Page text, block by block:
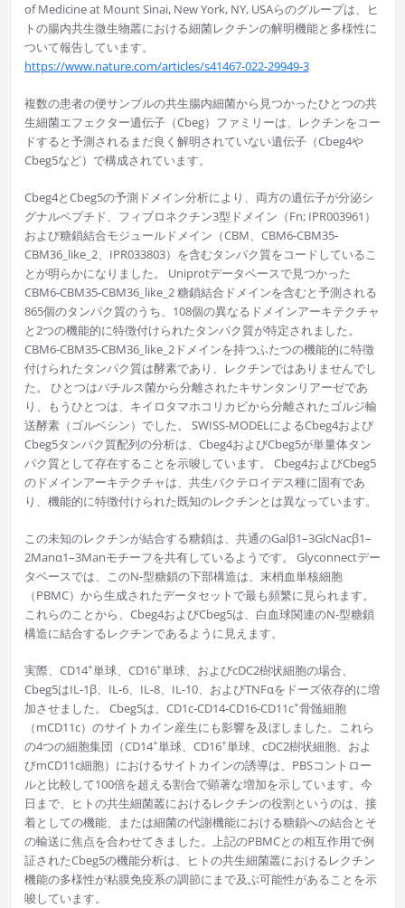
of Medicine at Mount Sinai, New York, NY, USAらのグループは、ヒ
トの腸内共生微生物叢における細菌レクチンの解明機能と多様性に
ついて報告しています。
https://www.nature.com/articles/s41467-022-29949-3
複数の患者の便サンプルの共生腸内細菌から見つかったひとつの共
生細菌エフェクター遺伝子（Cbeg）ファミリーは、レクチンをコー
ドすると予測されるまだ良く解明されていない遺伝子（Cbeg4や
Cbeg5など）で構成されています。
Cbeg4とCbeg5の予測ドメイン分析により、両方の遺伝子が分泌シ
グナルペプチド、フィブロネクチン3型ドメイン（Fn; IPR003961）
および糖鎖結合モジュールドメイン（CBM、CBM6-CBM35-
CBM36_like_2、IPR033803）を含むタンパク質をコードしているこ
とが明らかになりました。 Uniprotデータベースで見つかった
CBM6-CBM35-CBM36_like_2 糖鎖結合ドメインを含むと予測される
865個のタンパク質のうち、108個の異なるドメインアーキテクチャ
と2つの機能的に特徴付けられたタンパク質が特定されました。
CBM6-CBM35-CBM36_like_2ドメインを持つふたつの機能的に特徴
付けられたタンパク質は酵素であり、レクチンではありませんでし
た。 ひとつはバチルス菌から分離されたキサンタンリアーゼであ
り、もうひとつは、キイロタマホコリカビから分離されたゴルジ輸
送酵素（ゴルベシン）でした。 SWISS-MODELによるCbeg4および
Cbeg5タンパク質配列の分析は、Cbeg4およびCbeg5が単量体タン
パク質として存在することを示唆しています。 Cbeg4およびCbeg5
のドメインアーキテクチャは、共生バクテロイデス種に固有であ
り、機能的に特徴付けられた既知のレクチンとは異なっています。
この未知のレクチンが結合する糖鎖は、共通のGalβ1–3GlcNacβ1–
2Manα1–3Manモチーフを共有しているようです。 Glyconnectデー
タベースでは、このN-型糖鎖の下部構造は、末梢血単核細胞
（PBMC）から生成されたデータセットで最も頻繁に見られます。
これらのことから、Cbeg4およびCbeg5は、白血球関連のN-型糖鎖
構造に結合するレクチンであるように見えます。
実際、CD14+単球、CD16+単球、およびcDC2樹状細胞の場合、
Cbeg5はIL-1β、IL-6、IL-8、IL-10、およびTNFαをドーズ依存的に増
加させました。 Cbeg5は、CD1c-CD14-CD16-CD11c+骨髄細胞
（mCD11c）のサイトカイン産生にも影響を及ぼしました。これら
の4つの細胞集団（CD14+単球、CD16+単球、cDC2樹状細胞、およ
びmCD11c細胞）におけるサイトカインの誘導は、PBSコントロー
ルと比較して100倍を超える割合で顕著な増加を示しています。今
日まで、ヒトの共生細菌叢におけるレクチンの役割というのは、接
着としての機能、または細菌の代謝機能における糖鎖への結合とそ
の輸送に焦点を合わせてきました。上記のPBMCとの相互作用で例
証されたCbeg5の機能分析は、ヒトの共生細菌叢におけるレクチン
機能の多様性が粘膜免疫系の調節にまで及ぶ可能性があることを示
唆しています。